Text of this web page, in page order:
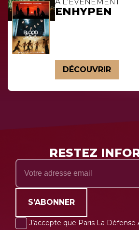
ENHYPEN
DÉCOUVRIR
RESTEZ
S'ABONNER
J’accepte que Paris La Défense